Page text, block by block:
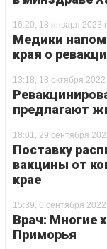
16:20, 18 января 2023
Медики
края о
13:18, 18 октября 2022
предлагают
18:01, 29 сентября
Поставку
вакцины от
крае
15:39, 6 сентября 2022
Врач: Многие
Приморья